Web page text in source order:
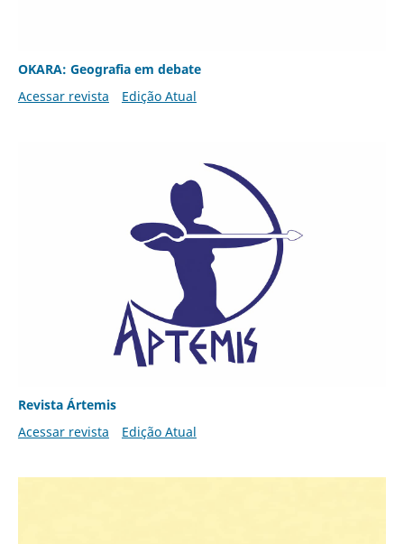
OKARA: Geografia em debate
Acessar revista
Edição Atual
Revista Ártemis
Acessar revista
Edição Atual